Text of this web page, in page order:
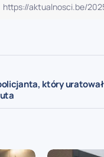
który uratował